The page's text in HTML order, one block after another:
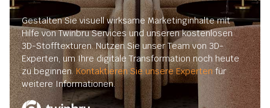
Gestalten Sie visuell wirksame Marketinginhalte mit
Hilfe von Twinbru Services und unseren kostenlosen
3D-Stofftexturen. Nutzen Sie unser Team von 3D-
Experten, um Ihre digitale Transformation noch heute
zu beginnen.Kontaktieren Sie unsere Expertenfür
weitere Informationen.